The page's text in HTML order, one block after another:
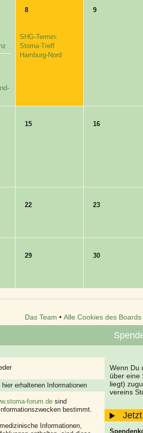
8
SHG-Termin:
Stoma-Treff
Hamburg-Nord
9
15 16
22 23
29 30
Das Team • Alle Cookies des
hier erhaltenen Informationen
forum.de sind
bestimmt.
Informationen,
Wenn Du
über eine
liegt)
vereins